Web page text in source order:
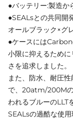
●バッテリー:製造か
●SEALsとの共同開
オールブラック×グ
●ケースには
小限に抑えるため
さを追求しました。
また、防水、耐圧
で、20atm/200Mの
われるブルーのLLT
SEALsの過酷な使